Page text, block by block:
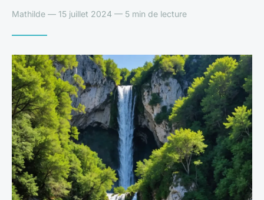
Mathilde — 15 juillet 2024 — 5 min de lecture